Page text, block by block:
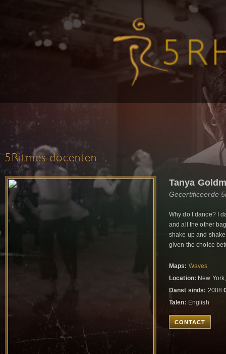
5Ritmes docenten
Tanya
Gecertificeerde
Why do I dance? I
and all the other
shake up and
given the choice
Maps: Waves
Location: New
Danst sinds: 2008
Talen: English
CONTACT